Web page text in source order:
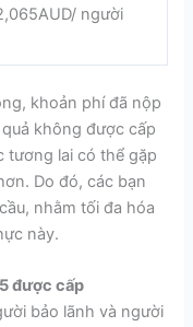
người
khoản phí đã nộp
không được cấp
tương lai có thể gặp
Do đó, các bạn
nhằm tối đa hóa
này.
được cấp
bảo lãnh và người